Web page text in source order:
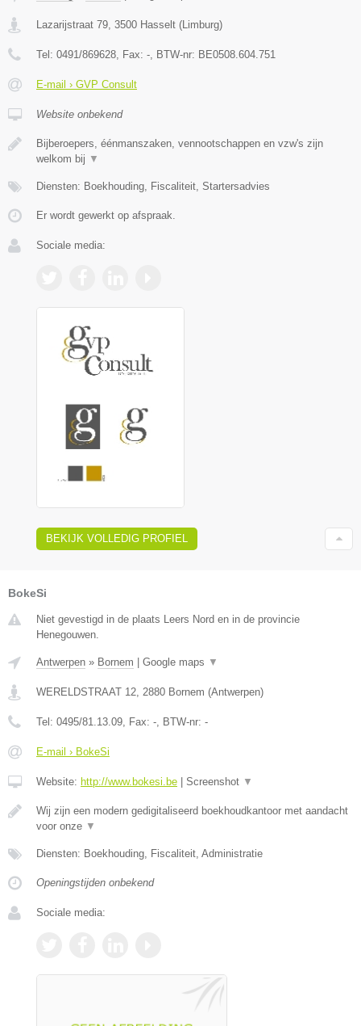
Lazarijstraat 79 3500 Hasselt ( Limburg)
Tel: 0491/869628 , Fax: - , BTW-nr: BE0508.604.751
E-mail › GVP Consult
Website onbekend
Bijberoepers, éénmanszaken, vennootschappen en vzw's zijn
welkom bij ▼
Diensten: Boekhouding, Fiscaliteit, Startersadvies
Er wordt gewerkt op afspraak.
Sociale media:
BEKIJK VOLLEDIG PROFIEL
BokeSi
Niet gevestigd in de plaats Leers Nord en in de provincie
Henegouwen.
Antwerpen » Bornem Google maps ▼
WERELDSTRAAT 12, 2880 Bornem (Antwerpen)
Tel: 0495/81.13.09, Fax: -, BTW-nr: -
E-mail › BokeSi
Website: http://www.bokesi.be Screenshot ▼
Wij zijn een modern gedigitaliseerd boekhoudkantoor met aandacht
voor onze ▼
Diensten: Boekhouding, Fiscaliteit, Administratie
Openingstijden onbekend
Sociale media: